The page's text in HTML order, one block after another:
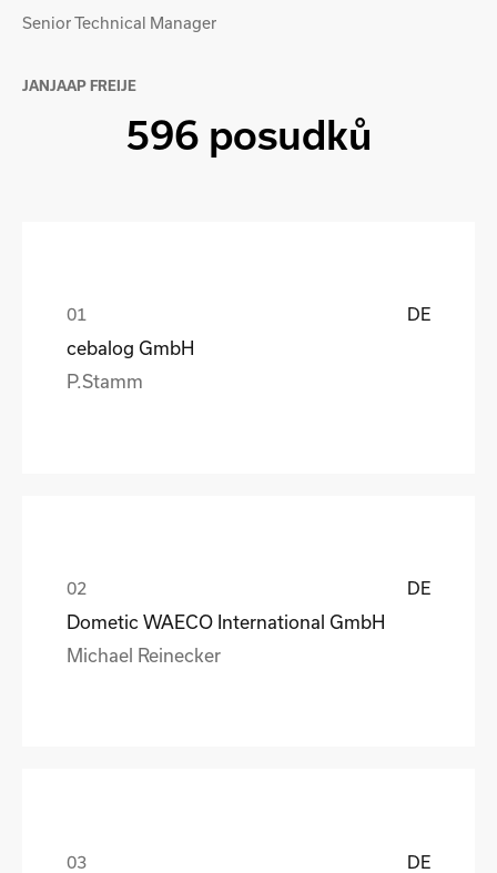
Senior Technical Manager
JANJAAP FREIJE
596 posudků
DE
cebalog GmbH
P.Stamm
DE
Dometic WAECO International GmbH
Michael Reinecker
DE